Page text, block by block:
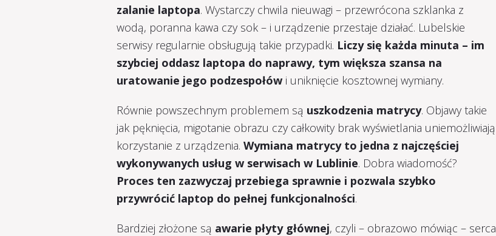
zalanie laptopa. Wystarczy chwila nieuwagi – przewrócona szklanka z
wodą, poranna kawa czy sok – i urządzenie przestaje działać. Lubelskie
serwisy regularnie obsługują takie przypadki. Liczy się każda minuta – im
szybciej oddasz laptopa do naprawy, tym większa szansa na
uratowanie jego podzespołów i uniknięcie kosztownej wymiany.
Równie powszechnym problemem są uszkodzenia matrycy. Objawy takie
jak pęknięcia, migotanie obrazu czy całkowity brak wyświetlania uniemożliwiają
korzystanie z urządzenia. Wymiana matrycy to jedna z najczęściej
wykonywanych usług w serwisach w Lublinie. Dobra wiadomość?
Proces ten zazwyczaj przebiega sprawnie i pozwala szybko
przywrócić laptop do pełnej funkcjonalności.
Bardziej złożone są awarie płyty głównej, czyli – obrazowo mówiąc – serca